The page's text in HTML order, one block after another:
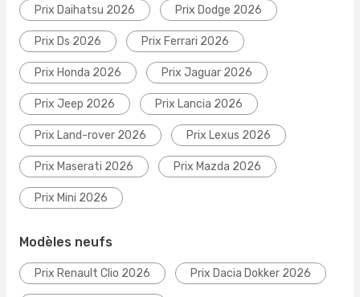
Prix Daihatsu 2026 Prix Dodge 2026
Prix Ds 2026 Prix Ferrari 2026
Prix Honda 2026 Prix Jaguar 2026
Prix Jeep 2026 Prix Lancia 2026
Prix Land-rover 2026 Prix Lexus 2026
Prix Maserati 2026 Prix Mazda 2026
Prix Mini 2026
Modèles neufs
Prix Renault Clio 2026 Prix Dacia Dokker 2026